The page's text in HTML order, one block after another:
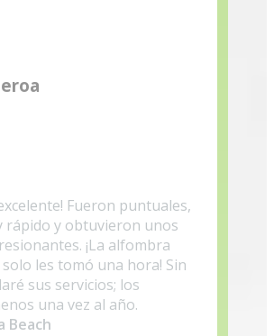
Fueron puntuales,
rápido y obtuvieron unos
¡La alfombra
les tomó una hora! Sin
sus servicios; los
una vez al año.
Beach